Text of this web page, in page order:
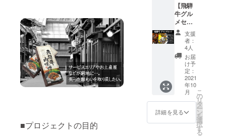
■プロジェクトの目的
【飛騨
牛グル
メセッ
ト】 飛
騨牛肉
味噌 ×3
個 飛騨
牛ビー
フカ
レー ×1
個 飛騨
牛赤ワ
イン煮
×1個
支援
者：
4人
お届
け予
定：
2021
年10
月
詳細を見る
こ
の
リ
タ
ー
ン
を
選
択
す
る